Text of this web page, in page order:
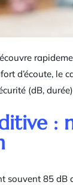
d’écoute, le
(dB,
:
souvent 85